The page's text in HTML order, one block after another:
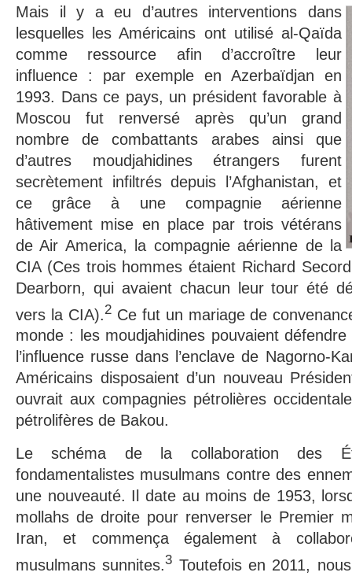
Mais il y a eu d’autres interventions dans
lesquelles les Américains ont utilisé al-Qaïda
comme ressource afin d’accroître leur
influence : par exemple en Azerbaïdjan en
1993. Dans ce pays, un président favorable à
Moscou fut renversé après qu’un grand
nombre de combattants arabes ainsi que
d’autres moudjahidines étrangers furent
secrètement infiltrés depuis l’Afghanistan, et
ce grâce à une compagnie aérienne
hâtivement mise en place par trois vétérans
de Air America, la compagnie aérienne de la
CIA (Ces trois hommes étaient Richard
Dearborn, qui avaient chacun leur tour été
vers la CIA). 2Ce fut un mariage de
monde : les moudjahidines pouvaient
l’influence russe dans l’enclave de Nagorno-
Américains disposaient d’un nouveau
ouvrait aux compagnies pétrolières
pétrolifères de Bakou.
Le schéma de la collaboration des
fondamentalistes musulmans contre des
une nouveauté. Il date au moins de 1953,
mollahs de droite pour renverser le Premier
Iran, et commença également à
musulmans sunnites.3 Toutefois en 2011,